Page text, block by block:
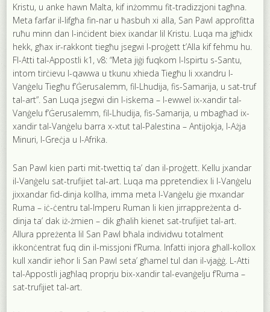
Kristu, u anke hawn Malta, kif inżommu fit-tradizzjoni tagħna.
Meta farfar il-lifgħa fin-nar u ħasbuh xi alla, San Pawl approfitta
ruħu minn dan l-inċident biex ixandar lil Kristu. Luqa ma jgħidx
hekk, għax ir-rakkont tiegħu jsegwi l-proġett t’Alla kif fehmu hu.
Fl-Atti tal-Appostli k1, v8: “Meta jiġi fuqkom l-Ispirtu s-Santu,
intom tirċievu l-qawwa u tkunu xhieda Tiegħu li xxandru l-
Vanġelu Tiegħu f’Ġerusalemm, fil-Lhudija, fis-Samarija, u sat-truf
tal-art”. San Luqa jsegwi din l-iskema – l-ewwel ix-xandir tal-
Vanġelu f’Ġerusalemm, fil-Lhudija, fis-Samarija, u mbagħad ix-
xandir tal-Vanġelu barra x-xtut tal-Palestina – Antijokja, l-Ażja
Minuri, l-Greċja u l-Afrika.
San Pawl kien parti mit-twettiq ta’ dan il-proġett. Kellu jxandar
il-Vanġelu sat-trufijiet tal-art. Luqa ma ppretendiex li l-Vanġelu
jixxandar fid-dinja kollha, imma meta l-Vanġelu ġie mxandar
Ruma – iċ-ċentru tal-Imperu Ruman li kien jirrappreżenta d-
dinja ta’ dak iż-żmien – dik għalih kienet sat-trufijiet tal-art.
Allura ppreżenta lil San Pawl bħala individwu totalment
ikkonċentrat fuq din il-missjoni f’Ruma. Infatti injora għall-kollox
kull xandir ieħor li San Pawl seta’ għamel tul dan il-vjaġġ. L-Atti
tal-Appostli jagħlaq proprju bix-xandir tal-evanġelju f’Ruma –
sat-trufijiet tal-art.